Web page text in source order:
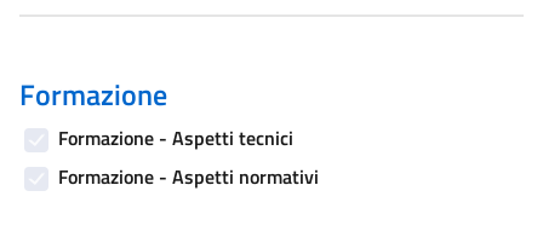
Formazione
Formazione - Aspetti tecnici
Formazione - Aspetti normativi